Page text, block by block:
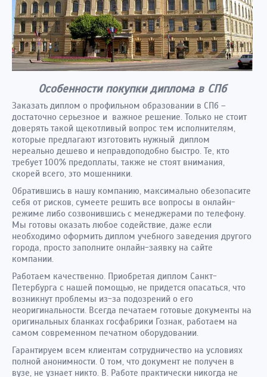
Особенности покупки диплома в СПб
Заказать диплом о профильном образовании в СПб –
достаточно серьезное и важное решение. Только не стоит
доверять такой щекотливый вопрос тем исполнителям,
которые предлагают изготовить нужный диплом
нереально дешево и неправдоподобно быстро. Те, кто
требует 100% предоплаты, также не стоят внимания,
скорей всего, это мошенники.
Обратившись в нашу компанию, максимально обезопасите
себя от рисков, сумеете решить все вопросы в онлайн-
режиме либо созвонившись с менеджерами по телефону.
Мы готовы оказать любое содействие, даже если
необходимо оформить диплом учебного заведения другого
города, просто заполните онлайн-заявку на сайте
компании.
Работаем качественно. Приобретая диплом Санкт-
Петербурга с нашей помощью, не придется опасаться, что
возникнут проблемы из-за подозрений о его
неоригинальности. Всегда печатаем готовые документы на
оригинальных бланках госфабрики Гознак, работаем на
самом современном печатном оборудовании.
Гарантируем всем клиентам сотрудничество на условиях
полной анонимности. О том, что документ не получен в
вузе, не узнает никто. В. Работе практически никогда не